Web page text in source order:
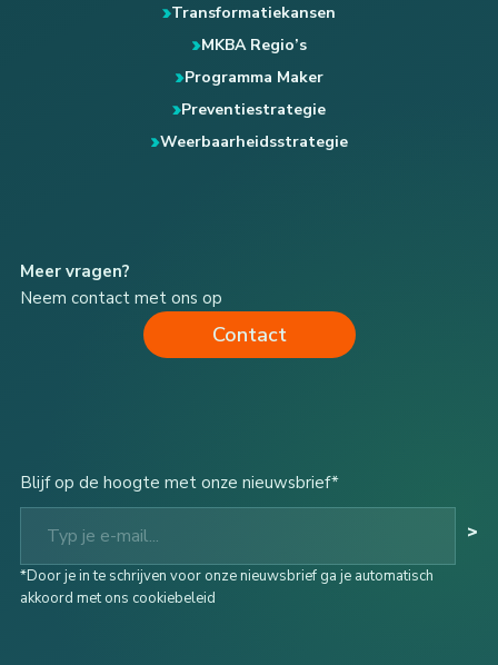
Transformatiekansen
MKBA Regio’s
Programma Maker
Preventiestrategie
Weerbaarheidsstrategie
Meer vragen?
Neem contact met ons op
Contact
Blijf op de hoogte met onze nieuwsbrief*
Typ je e-mail...
>
*Door je in te schrijven voor onze nieuwsbrief ga je automatisch
akkoord met ons cookiebeleid